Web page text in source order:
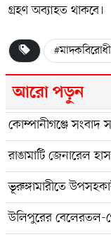
গ্রহণ অব্যাহত থাকবে।
আরো পড়ুন
কোম্পানীগঞ্জে সংবাদ
রাঙামাটি জেনারেল
ভূরুঙ্গামারীতে
উলিপুরের বেলেরতল-